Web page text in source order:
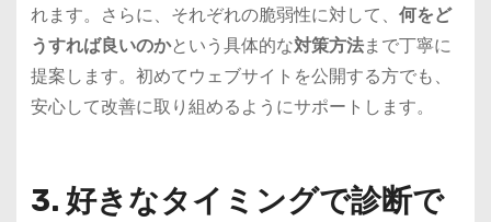
れます。さらに、それぞれの脆弱性に対して、 何をど
うすれば良いのかという具体的な対策方法まで丁寧に
提案します。初めてウェブサイトを公開する方でも、
安心して改善に取り組めるようにサポートします。
3. 好きなタイミングで診断で